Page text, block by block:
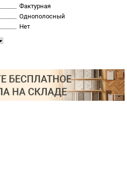
Фактурная
Однополосный
Нет